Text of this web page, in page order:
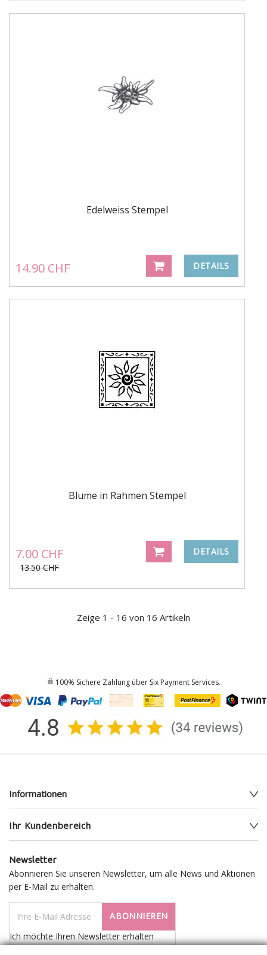
Edelweiss Stempel
14.90 CHF DETAILS
Blume in Rahmen Stempel
7.00 CHF
13.50 CHF
DETAILS
Zeige 1 - 16 von 16 Artikeln
100% Sichere Zahlung über Six Payment Services.
Informationen
Ihr Kundenbereich
Newsletter
Abonnieren Sie unseren Newsletter, um alle News und Aktionen
per E-Mail zu erhalten.
ABONNIEREN
Ich möchte Ihren Newsletter erhalten